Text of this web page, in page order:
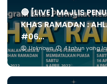
🔴 [LIVE] MAJLIS
KHAS RAMADAN :
#06...
Unknown 4 tahun yang